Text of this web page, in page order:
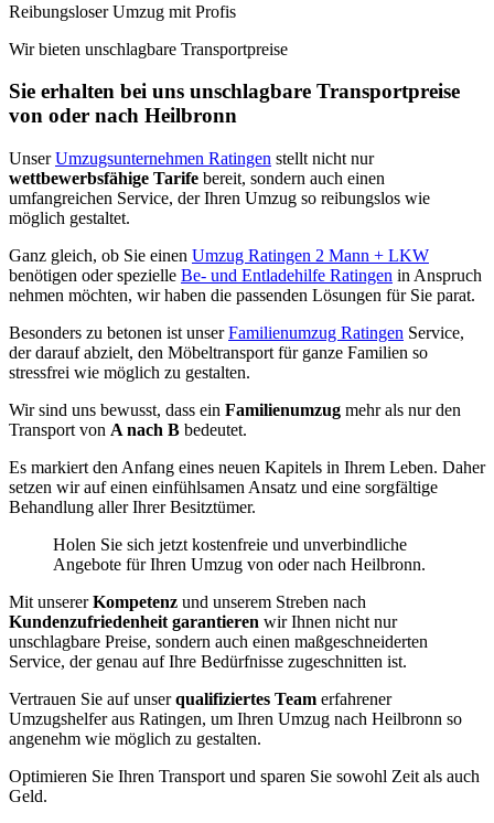
Reibungsloser Umzug mit Profis
Wir bieten unschlagbare Transportpreise
Sie erhalten bei uns unschlagbare Transportpreise
von oder nach Heilbronn
UnserUmzugsunternehmen Ratingen stellt nicht nur
wettbewerbsfähige Tarife bereit, sondern auch einen
umfangreichen Service, der Ihren Umzug so reibungslos wie
möglich gestaltet.
Ganz gleich, ob Sie einen Umzug Ratingen 2 Mann + LKW
benötigen oder spezielle Be- und Entladehilfe Ratingen in Anspruch
nehmen möchten, wir haben die passenden Lösungen für Sie parat.
Besonders zu betonen ist unserFamilienumzug Ratingen Service,
der darauf abzielt, den Möbeltransport für ganze Familien so
stressfrei wie möglich zu gestalten.
Wir sind uns bewusst, dass ein Familienumzug mehr als nur den
Transport von A nach B bedeutet.
Es markiert den Anfang eines neuen Kapitels in Ihrem Leben. Daher
setzen wir auf einen einfühlsamen Ansatz und eine sorgfältige
Behandlung aller Ihrer Besitztümer.
Holen Sie sich jetzt kostenfreie und unverbindliche
Angebote für Ihren Umzug von oder nach Heilbronn.
Mit unsererKompetenz und unserem Streben nach
Kundenzufriedenheit garantieren wir Ihnen nicht nur
unschlagbare Preise, sondern auch einen maßgeschneiderten
Service, der genau auf Ihre Bedürfnisse zugeschnitten ist.
Vertrauen Sie auf unserqualifiziertes Team erfahrener
Umzugshelfer aus Ratingen, um Ihren Umzug nach Heilbronn so
angenehm wie möglich zu gestalten.
Optimieren Sie Ihren Transport und sparen Sie sowohl Zeit als auch
Geld.